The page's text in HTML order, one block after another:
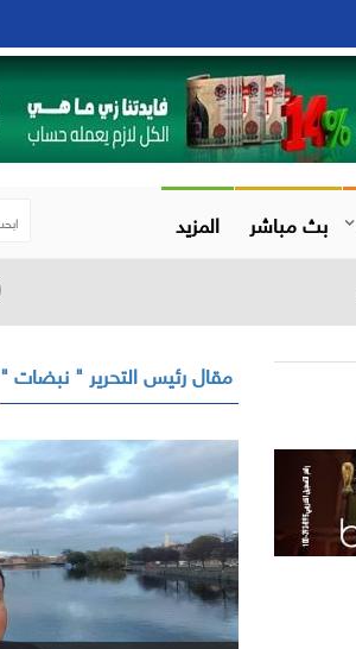
بث مباشر المزيد
مقال رئيس التحرير " نبضات "